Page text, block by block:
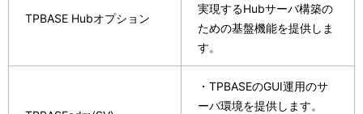
TPBASE Hubオプション
実現するHubサーバ構築の
ための基盤機能を提供しま
す。
・TPBASEのGUI運用のサ
ーバ環境を提供します。